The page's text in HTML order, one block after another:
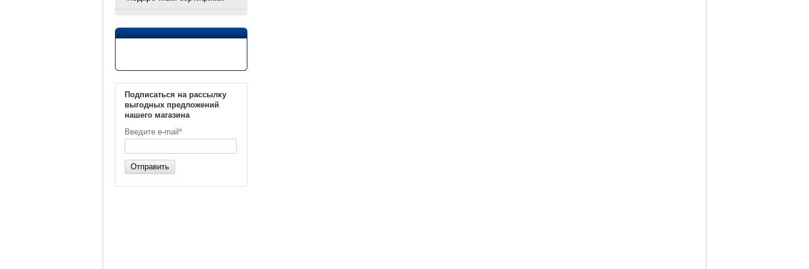
Подписаться на рассылку
выгодных предложений
нашего магазина
Введите e-mail *
Отправить